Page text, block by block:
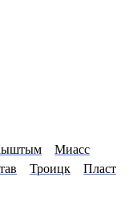
Миасс
Троицк
Пласт